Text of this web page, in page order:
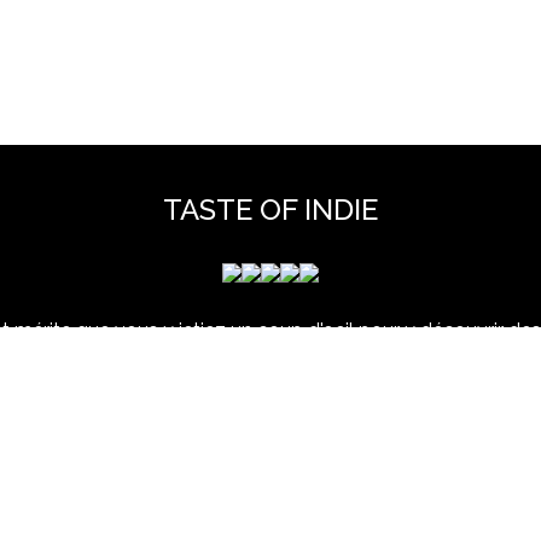
TASTE OF INDIE
que vous y jetiez un coup d'oeil pour y découvrir